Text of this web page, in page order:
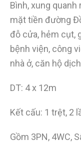
Bình, xung quanh
mặt tiền đường
đỗ cửa, hẻm cụt,
bệnh viện, công
nhà ở, căn hộ
DT: 4 x 12m
Kết cấu: 1 trệt, 2
Gồm 3PN, 4WC,